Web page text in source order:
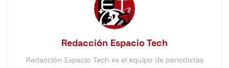
Redacción Espacio Tech
Redacción Espacio Tech es el equipo de periodistas